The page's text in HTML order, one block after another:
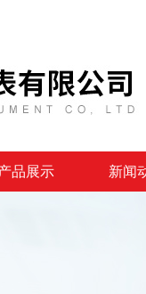
品展示 新闻